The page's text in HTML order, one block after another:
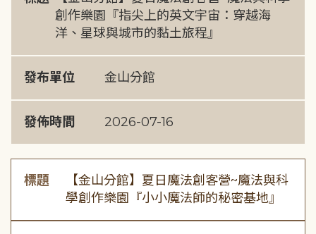
創作樂園『指尖上的英文宇宙：穿越海
洋、星球與城市的黏土旅程』
發布單位 金山分館
發佈時間 2026-07-16
標題
【金山分館】夏日魔法創客營~魔法與科
學創作樂園『小小魔法師的秘密基地』